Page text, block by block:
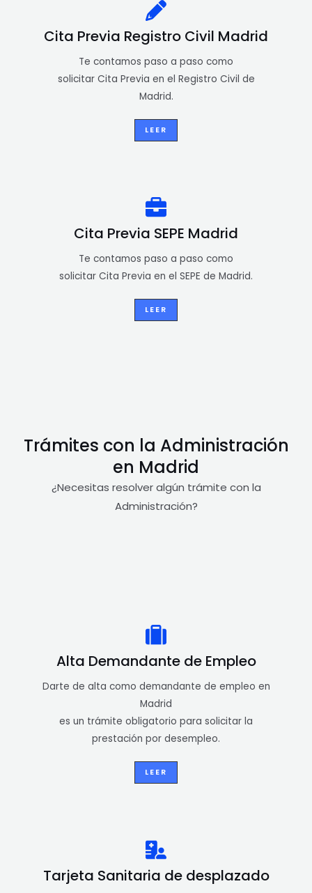
Cita Previa Registro Civil Madrid
Te contamos paso a paso como
solicitar Cita Previa en el Registro Civil de
Madrid.
LEER
Cita Previa SEPE Madrid
Te contamos paso a paso como
solicitar Cita Previa en el SEPE de Madrid.
LEER
Trámites con la Administración
en Madrid
¿Necesitas resolver algún trámite con la
Administración?
Alta Demandante de Empleo
Darte de alta como demandante de empleo en
Madrid
es un trámite obligatorio para solicitar la
prestación por desempleo.
LEER
Tarjeta Sanitaria de desplazado